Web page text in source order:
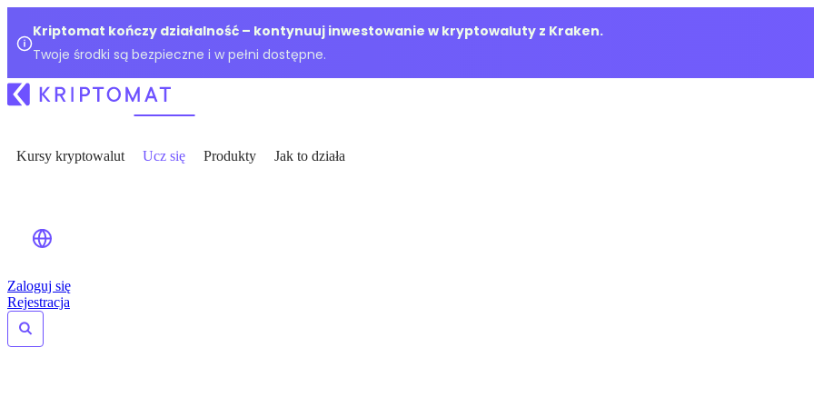
Kriptomat kończy działalność – kontynuuj inwestowanie w kryptowaluty z Kraken.
Twoje środki są bezpieczne i w pełni dostępne.
Kursy kryptowalut Ucz się Produkty Jak to działa
Zaloguj się
Rejestracja